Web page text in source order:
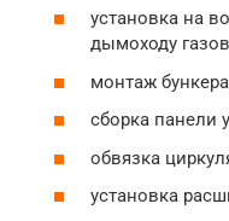
установка на
дымоходу
монтаж
сборка панели
обвязка
установка